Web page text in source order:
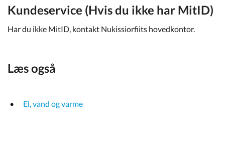
Kundeservice (Hvis du ikke har MitID)
Har du ikke MitID, kontakt Nukissiorfiits hovedkontor.
Læs også
El, vand og varme